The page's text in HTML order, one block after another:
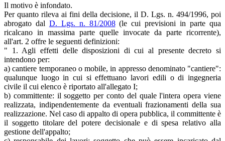
Il motivo è infondato.
Per quanto rileva ai fini della decisione, il D. Lgs. n. 494/1996, poi
abrogato dal D. Lgs. n. 81/2008(le cui previsioni in parte qua
ricalcano in massima parte quelle invocate da parte ricorrente),
all'art. 2 offre le seguenti definizioni:
" 1. Agli effetti delle disposizioni di cui al presente decreto si
intendono per:
a) cantiere temporaneo o mobile, in appresso denominato "cantiere":
qualunque luogo in cui si effettuano lavori edili o di ingegneria
civile il cui elenco è riportato all'allegato I;
b) committente: il soggetto per conto del quale l'intera opera viene
realizzata, indipendentemente da eventuali frazionamenti della sua
realizzazione. Nel caso di appalto di opera pubblica, il committente è
il soggetto titolare del potere decisionale e di spesa relativo alla
gestione dell'appalto;